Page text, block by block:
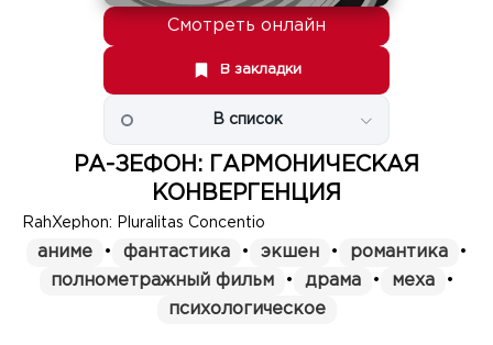
Смотреть онлайн
В закладки
В список
РА-ЗЕФОН: ГАРМОНИЧЕСКАЯ
КОНВЕРГЕНЦИЯ
RahXephon: Pluralitas Concentio
аниме • фантастика • экшен • романтика
•
полнометражный фильм
• драма • меха
•
психологическое